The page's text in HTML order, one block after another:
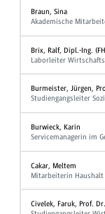
Braun, Sina
Akademische
Brix, Ralf, Dipl.-Ing.
Laborleiter
Burmeister, Jürgen,
Studiengangsleiter
Burwieck, Karin
Servicemanagerin im
Cakar, Meltem
Mitarbeiterin Haushalt
Civelek, Faruk, Prof. Dr.